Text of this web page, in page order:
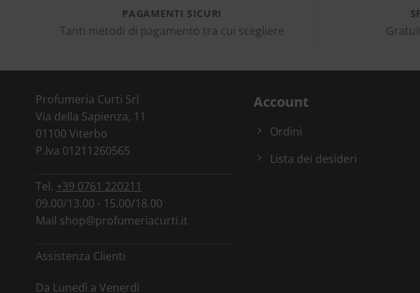
PAGAMENTI SICURI
Tanti metodi di pagamento tra cui scegliere
Profumeria Curti Srl
Via della Sapienza, 11
01100 Viterbo
P.Iva 01211260565
Tel. +39 0761 220211
09.00/13.00 - 15.00/18.00
Mail shop@profumeriacurti.it
Assistenza Clienti
Da Lunedì a Venerdì
Account
Ordini
Lista dei desideri